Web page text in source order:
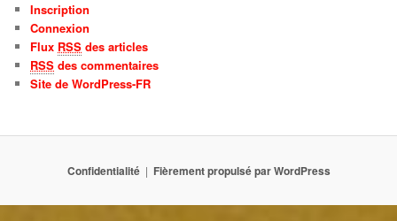
Inscription
Connexion
Flux RSS des articles
RSS des commentaires
Site de WordPress-FR
Confidentialité Fièrement propulsé par WordPress